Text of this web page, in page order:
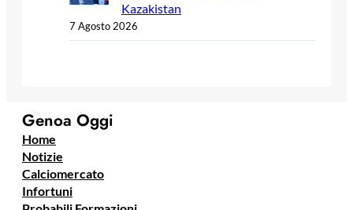
Kazakistan
7 Agosto 2026
Genoa Oggi
Home
Notizie
Calciomercato
Infortuni